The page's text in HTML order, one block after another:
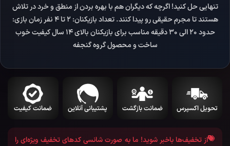
تنهایی حل کنید! اگرچه که دیگران هم با بهره بردن از منطق و خرد در تلاش
هستند تا مجرم حقیقی رو پیدا کنند. تعداد بازیکنان: 2 تا 4 نفر زمان بازی:
حدود 20 الی 30 دقیقه مناسب برای بازیکنان بالای 14 سال کیفیت خوب
ساخت و محصول گروه گنجفه
تحویل اکسپرس ضمانت بازگشت پشتیبانی آنلاین ضمانت کیفیت
از تخفیف‌ها باخبر شوید! ما به صورت شانسی کد‌های تخفیف ویژه‌ای را